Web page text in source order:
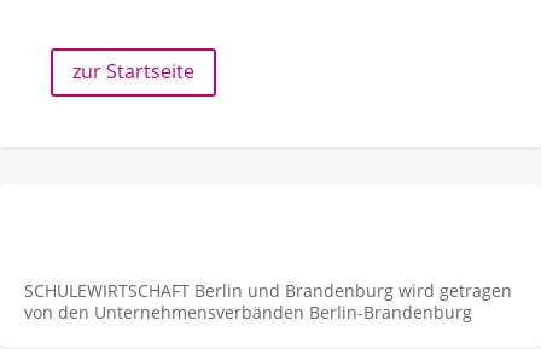
zur Startseite
SCHULEWIRTSCHAFT Berlin und Brandenburg wird getragen
von den Unternehmens­verbänden Berlin-Brandenburg